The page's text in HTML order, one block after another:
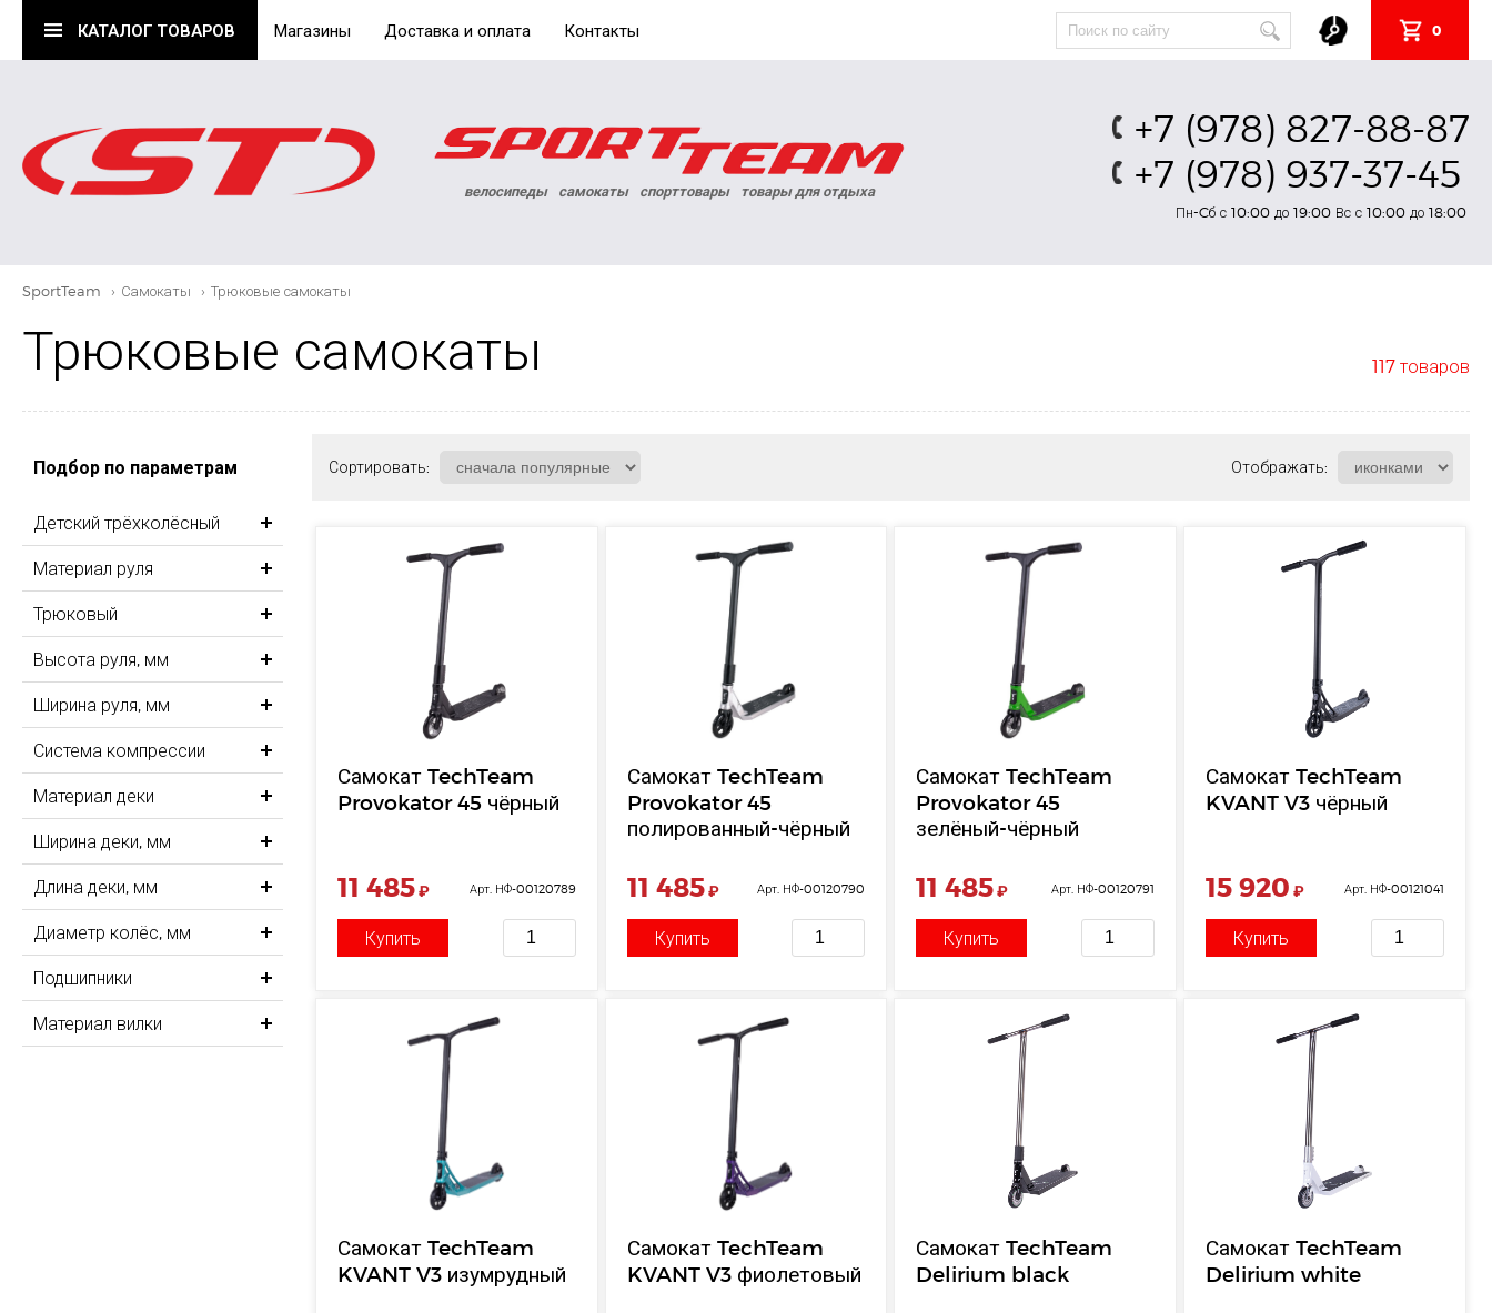
КАТАЛОГ ТОВАРОВ Магазины Доставка и оплата Контакты 0
велосипеды самокаты спорттовары товары для отдыха
+7 (978) 827-88-87
+7 (978) 937-37-45
Пн-Cб с 10:00 до 19:00 Вс с 10:00 до 18:00
SportTeam › Самокаты › Трюковые самокаты
Трюковые самокаты 117 товаров
Подбор по параметрам
Детский трёхколёсный
Материал руля
Трюковый
Высота руля, мм
Ширина руля, мм
Система компрессии
Материал деки
Ширина деки, мм
Длина деки, мм
Диаметр колёс, мм
Подшипники
Материал вилки
Сортировать: Отображать:
Самокат TechTeam
Provokator 45 чёрный
11 485₽ Арт. НФ-00120789
Купить
Самокат TechTeam
Provokator 45
полированный-чёрный
11 485₽ Арт. НФ-00120790
Купить
Самокат TechTeam
Provokator 45
зелёный-чёрный
11 485₽ Арт. НФ-00120791
Купить
Самокат TechTeam
KVANT V3 чёрный
15 920 ₽ Арт. НФ-00121041
Купить
Самокат TechTeam
KVANT V3 изумрудный
Самокат TechTeam
KVANT V3 фиолетовый
Самокат TechTeam
Delirium black
Самокат TechTeam
Delirium white